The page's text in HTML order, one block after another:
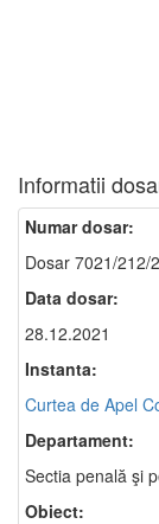
Informatii
Numar dosar:
Dosar 7021/212/
Data dosar:
28.12.2021
Instanta:
Curtea de Apel
Departament:
Sectia penală şi
Obiect: